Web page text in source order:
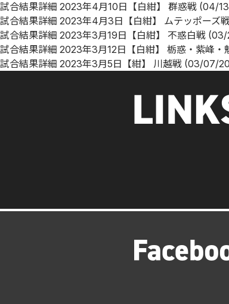
試合結果詳細 2023年4月10日【白紺】 群惑戦 (04/
試合結果詳細 2023年4月3日【白紺】 ムテッポーズ
試合結果詳細 2023年3月19日【白紺】 不惑白戦 (03/
試合結果詳細 2023年3月12日【白紺】 栃惑・紫峰・
試合結果詳細 2023年3月5日【紺】 川越戦 (03/07/